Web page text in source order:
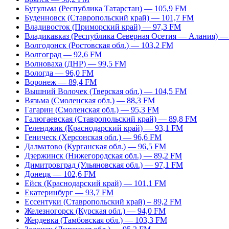
Бугульма (Республика Татарстан) — 105,9 FM
Буденновск (Ставропольский край) — 101,7 FM
Владивосток (Приморский край) — 97,3 FM
Владикавказ (Республика Северная Осетия — Алания)
Волгодонск (Ростовская обл.) — 103,2 FM
Волгоград — 92,6 FM
Волноваха (ДНР) — 99,5 FM
Вологда — 96,0 FM
Воронеж — 89,4 FM
Вышний Волочек (Тверская обл.) — 104,5 FM
Вязьма (Смоленская обл.) — 88,3 FM
Гагарин (Смоленская обл.) — 95,3 FM
Галюгаевская (Ставропольский край) — 89,8 FM
Геленджик (Краснодарский край) — 93,1 FM
Геническ (Херсонская обл.) — 96,6 FM
Далматово (Курганская обл.) — 96,5 FM
Дзержинск (Нижегородская обл.) — 89,2 FM
Димитровград (Ульяновская обл.) — 97,1 FM
Донецк — 102,6 FM
Ейск (Краснодарский край) — 101,1 FM
Екатеринбург — 93,7 FM
Ессентуки (Ставропольский край) – 89,2 FM
Железногорск (Курская обл.) — 94,0 FM
Жердевка (Тамбовская обл.) — 103,3 FM